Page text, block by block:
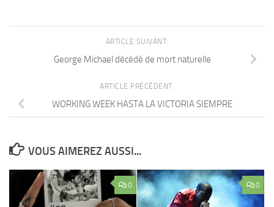
ARTICLE SUIVANT
George Michael décédé de mort naturelle
ARTICLE PRÉCÉDENT
WORKING WEEK HASTA LA VICTORIA SIEMPRE
VOUS AIMEREZ AUSSI...
0 0